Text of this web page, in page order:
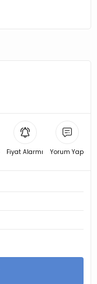
Fiyat Alarmı Yorum Yap